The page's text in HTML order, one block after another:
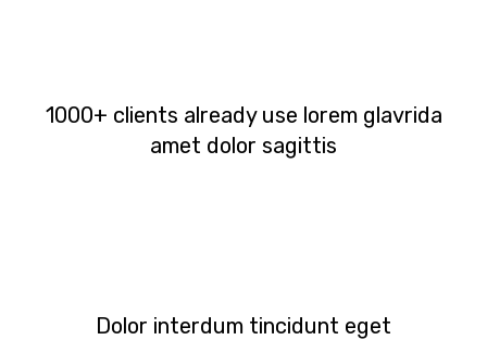
1000+ clients already use lorem glavrida
amet dolor sagittis
Dolor interdum tincidunt eget